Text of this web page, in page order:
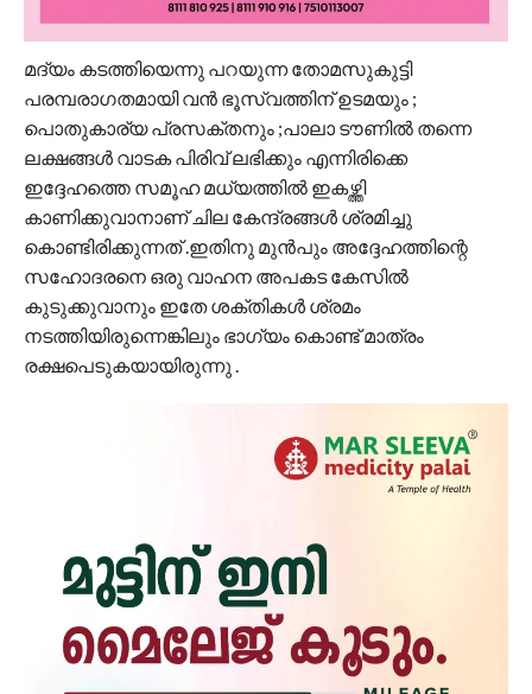
മദ്യം കടത്തിയെന്നു പറയുന്ന തോമസുകുട്ടി
പരമ്പരാഗതമായി വൻ ഭൂസ്വത്തിന്‌ ഉടമയും ;
പൊതുകാര്യ പ്രസക്തനും ;പാലാ ടൗണിൽ തന്നെ
ലക്ഷങ്ങൾ വാടക പിരിവ് ലഭിക്കും എന്നിരിക്കെ
ഇദ്ദേഹത്തെ സമൂഹ മധ്യത്തിൽ ഇകഴ്ത്തി
കാണിക്കുവാനാണ് ചില കേന്ദ്രങ്ങൾ ശ്രമിച്ചു
കൊണ്ടിരിക്കുന്നത് .ഇതിനു മുൻപും അദ്ദേഹത്തിന്റെ
സഹോദരനെ ഒരു വാഹന അപകട കേസിൽ
കുടുക്കുവാനും ഇതേ ശക്തികൾ ശ്രമം
നടത്തിയിരുന്നെങ്കിലും ഭാഗ്യം കൊണ്ട് മാത്രം
രക്ഷപെടുകയായിരുന്നു .